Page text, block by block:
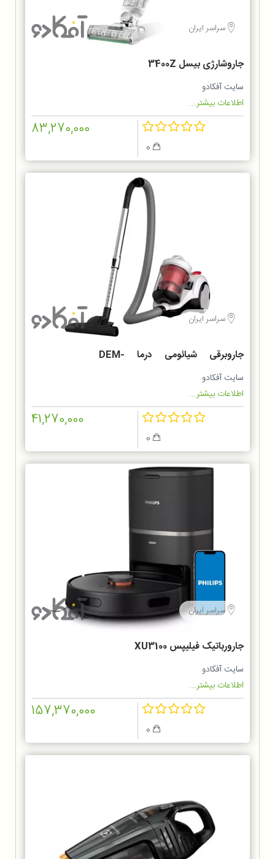
سراسر ایران
جاروشارژی بیسل 3400Z
سایت آفکادو
اطلاعات بیشتر...
83,270,000
سراسر ایران
جاروبرقی شیائومی درما DEM-
TJ301W
سایت آفکادو
اطلاعات بیشتر...
41,270,000
سراسر ایران
جارورباتیک فیلیپس XU3100
سایت آفکادو
اطلاعات بیشتر...
157,370,000